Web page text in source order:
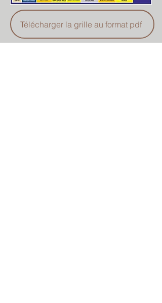
Télécharger la grille au format pdf